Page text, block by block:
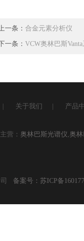
一条： 合金元素分析仪
一条： VCW奥林巴斯
关于我们 产品
营： 奥林巴斯光谱仪,奥
司 备案号：苏ICP备